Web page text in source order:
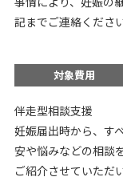
記までご連絡ください
対象費用
伴走型相談支援
妊娠届出時から、す
安や悩みなどの相談
ご紹介させていただ